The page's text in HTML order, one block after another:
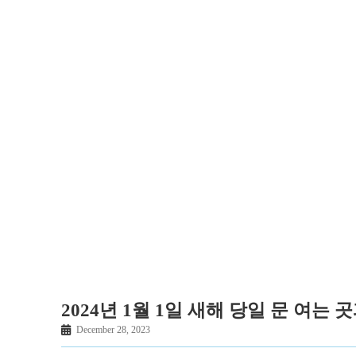
2024년 1월 1일 새해 당일 문 여는
December 28, 2023